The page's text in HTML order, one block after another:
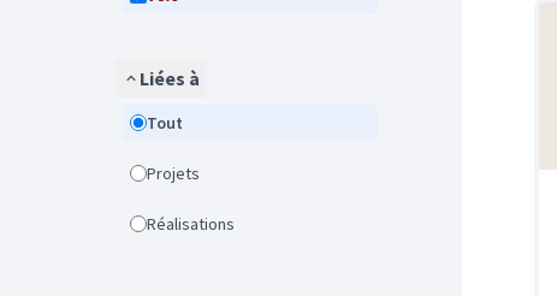
Liées à
Tout
Projets
Réalisations